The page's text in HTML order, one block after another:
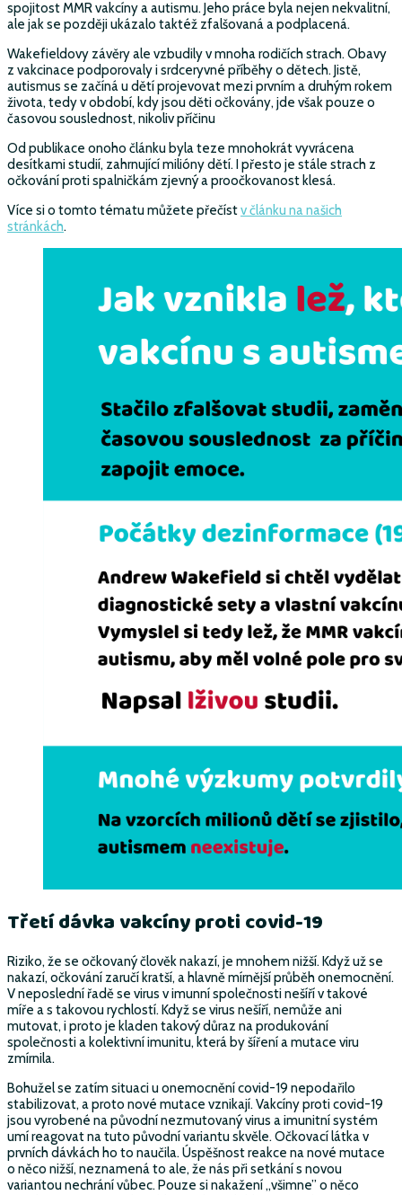
spojitost MMR vakcíny a autismu. Jeho práce byla nejen nekvalitní,
ale jak se později ukázalo taktéž zfalšovaná a podplacená.
Wakefieldovy závěry ale vzbudily v mnoha rodičích strach. Obavy
z vakcinace podporovaly i srdceryvné příběhy o dětech. Jistě,
autismus se začíná u dětí projevovat mezi prvním a druhým rokem
života, tedy v období, kdy jsou děti očkovány, jde však pouze o
časovou souslednost, nikoliv příčinu
Od publikace onoho článku byla teze mnohokrát vyvrácena
desítkami studií, zahrnující milióny dětí. I přesto je stále strach z
očkování proti spalničkám zjevný a proočkovanost klesá.
Více si o tomto tématu můžete přečístv článku na našich
stránkách.
Třetí dávka vakcíny proti covid-19
Riziko, že se očkovaný člověk nakazí, je mnohem nižší. Když už se
nakazí, očkování zaručí kratší, a hlavně mírnější průběh onemocnění.
V neposlední řadě se virus v imunní společnosti nešíří v takové
míře a s takovou rychlostí. Když se virus nešíří, nemůže ani
mutovat, i proto je kladen takový důraz na produkování
společnosti a kolektivní imunitu, která by šíření a mutace viru
zmírnila.
Bohužel se zatím situaci u onemocnění covid-19 nepodařilo
stabilizovat, a proto nové mutace vznikají. Vakcíny proti covid-19
jsou vyrobené na původní nezmutovaný virus a imunitní systém
umí reagovat na tuto původní variantu skvěle. Očkovací látka v
prvních dávkách ho to naučila. Úspěšnost reakce na nové mutace
o něco nižší, neznamená to ale, že nás při setkání s novou
variantou nechrání vůbec. Pouze si nakažení „všimne” o něco